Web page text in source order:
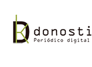
contenido